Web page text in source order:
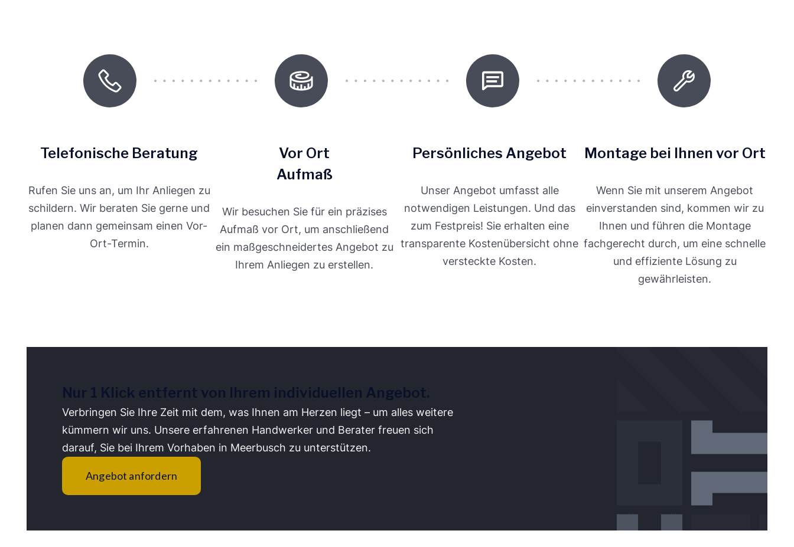
Telefonische Beratung
Rufen Sie uns an, um Ihr Anliegen zu
schildern. Wir beraten Sie gerne und
planen dann gemeinsam einen Vor-
Ort-Termin.
Vor Ort
Aufmaß
Wir besuchen Sie für ein präzises
Aufmaß vor Ort, um anschließend
ein maßgeschneidertes Angebot zu
Ihrem Anliegen zu erstellen.
Persönliches Angebot
Unser Angebot umfasst alle
notwendigen Leistungen. Und das
zum Festpreis! Sie erhalten eine
transparente Kostenübersicht ohne
versteckte Kosten.
Montage bei Ihnen vor Ort
Wenn Sie mit unserem Angebot
einverstanden sind, kommen wir zu
Ihnen und führen die Montage
fachgerecht durch, um eine schnelle
und effiziente Lösung zu
gewährleisten.
Nur 1 Klick entfernt von Ihrem individuellen Angebot.
Verbringen Sie Ihre Zeit mit dem, was Ihnen am Herzen liegt – um alles weitere
kümmern wir uns. Unsere erfahrenen Handwerker und Berater freuen sich
darauf, Sie bei Ihrem Vorhaben in Meerbusch zu unterstützen.
Angebot anfordern